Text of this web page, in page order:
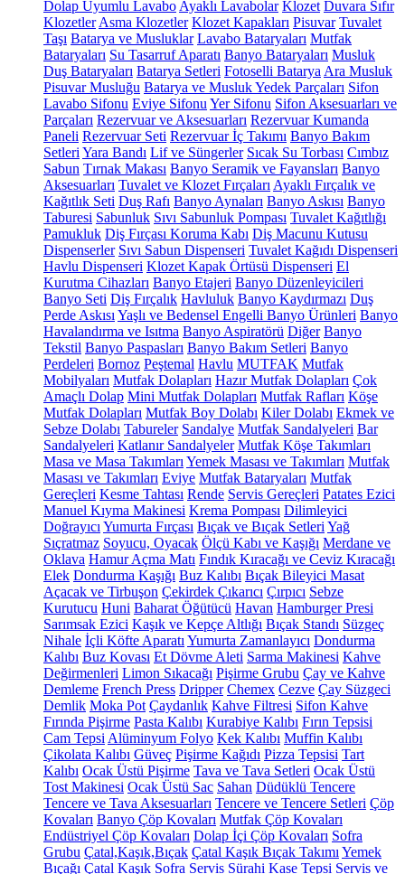
Dolap Uyumlu Lavabo Ayaklı Lavabolar Klozet Duvara Sıfır
Klozetler Asma Klozetler Klozet Kapakları Pisuvar Tuvalet
Taşı Batarya ve Musluklar Lavabo Bataryaları Mutfak
Bataryaları Su Tasarruf Aparatı Banyo Bataryaları Musluk
Duş Bataryaları Batarya Setleri Fotoselli Batarya Ara Musluk
Pisuvar Musluğu Batarya ve Musluk Yedek Parçaları Sifon
Lavabo Sifonu Eviye Sifonu Yer Sifonu Sifon Aksesuarları ve
Parçaları Rezervuar ve Aksesuarları Rezervuar Kumanda
Paneli Rezervuar Seti Rezervuar İç Takımı Banyo Bakım
Setleri Yara Bandı Lif ve Süngerler Sıcak Su Torbası Cımbız
Sabun Tırnak Makası Banyo Seramik ve Fayansları Banyo
Aksesuarları Tuvalet ve Klozet Fırçaları Ayaklı Fırçalık ve
Kağıtlık Seti Duş Rafı Banyo Aynaları Banyo Askısı Banyo
Taburesi Sabunluk Sıvı Sabunluk Pompası Tuvalet Kağıtlığı
Pamukluk Diş Fırçası Koruma Kabı Diş Macunu Kutusu
Dispenserler Sıvı Sabun Dispenseri Tuvalet Kağıdı Dispenseri
Havlu Dispenseri Klozet Kapak Örtüsü Dispenseri El
Kurutma Cihazları Banyo Etajeri Banyo Düzenleyicileri
Banyo Seti Diş Fırçalık Havluluk Banyo Kaydırmazı Duş
Perde Askısı Yaşlı ve Bedensel Engelli Banyo Ürünleri Banyo
Havalandırma ve Isıtma Banyo Aspiratörü Diğer Banyo
Tekstil Banyo Paspasları Banyo Bakım Setleri Banyo
Perdeleri Bornoz Peştemal Havlu MUTFAK Mutfak
Mobilyaları Mutfak Dolapları Hazır Mutfak Dolapları Çok
Amaçlı Dolap Mini Mutfak Dolapları Mutfak Rafları Köşe
Mutfak Dolapları Mutfak Boy Dolabı Kiler Dolabı Ekmek ve
Sebze Dolabı Tabureler Sandalye Mutfak Sandalyeleri Bar
Sandalyeleri Katlanır Sandalyeler Mutfak Köşe Takımları
Masa ve Masa Takımları Yemek Masası ve Takımları Mutfak
Masası ve Takımları Eviye Mutfak Bataryaları Mutfak
Gereçleri Kesme Tahtası Rende Servis Gereçleri Patates Ezici
Manuel Kıyma Makinesi Krema Pompası Dilimleyici
Doğrayıcı Yumurta Fırçası Bıçak ve Bıçak Setleri Yağ
Sıçratmaz Soyucu, Oyacak Ölçü Kabı ve Kaşığı Merdane ve
Oklava Hamur Açma Matı Fındık Kıracağı ve Ceviz Kıracağı
Elek Dondurma Kaşığı Buz Kalıbı Bıçak Bileyici Masat
Açacak ve Tirbuşon Çekirdek Çıkarıcı Çırpıcı Sebze
Kurutucu Huni Baharat Öğütücü Havan Hamburger Presi
Sarımsak Ezici Kaşık ve Kepçe Altlığı Bıçak Standı Süzgeç
Nihale İçli Köfte Aparatı Yumurta Zamanlayıcı Dondurma
Kalıbı Buz Kovası Et Dövme Aleti Sarma Makinesi Kahve
Değirmenleri Limon Sıkacağı Pişirme Grubu Çay ve Kahve
Demleme French Press Dripper Chemex Cezve Çay Süzgeci
Demlik Moka Pot Çaydanlık Kahve Filtresi Sifon Kahve
Fırında Pişirme Pasta Kalıbı Kurabiye Kalıbı Fırın Tepsisi
Cam Tepsi Alüminyum Folyo Kek Kalıbı Muffin Kalıbı
Çikolata Kalıbı Güveç Pişirme Kağıdı Pizza Tepsisi Tart
Kalıbı Ocak Üstü Pişirme Tava ve Tava Setleri Ocak Üstü
Tost Makinesi Ocak Üstü Sac Sahan Düdüklü Tencere
Tencere ve Tava Aksesuarları Tencere ve Tencere Setleri Çöp
Kovaları Banyo Çöp Kovaları Mutfak Çöp Kovaları
Endüstriyel Çöp Kovaları Dolap İçi Çöp Kovaları Sofra
Grubu Çatal,Kaşık,Bıçak Çatal Kaşık Bıçak Takımı Yemek
Bıçağı Çatal Kaşık Sofra Servis Sürahi Kase Tepsi Servis ve